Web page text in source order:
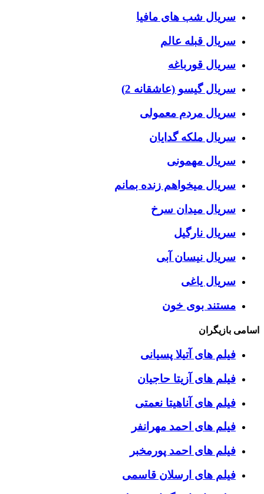
سریال شب های مافیا
سریال قبله عالم
سریال قورباغه
سریال گیسو (عاشقانه 2)
سریال مردم معمولی
سریال ملکه گدایان
سریال مهمونی
سریال میخواهم زنده بمانم
سریال میدان سرخ
سریال نارگیل
سریال نیسان آبی
سریال یاغی
مستند بوی خون
اسامی بازیگران
فیلم های آتیلا پسیانی
فیلم های آزیتا حاجیان
فیلم های آناهیتا نعمتی
فیلم های احمد مهرانفر
فیلم های احمد پورمخبر
فیلم های ارسلان قاسمی